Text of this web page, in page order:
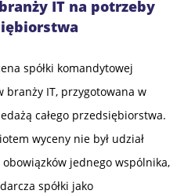
IT na potrzeby
spółki komandytowej
branży IT, przygotowana w
całego przedsiębiorstwa.
wyceny nie był udział
obowiązków jednego wspólnika,
spółki jako